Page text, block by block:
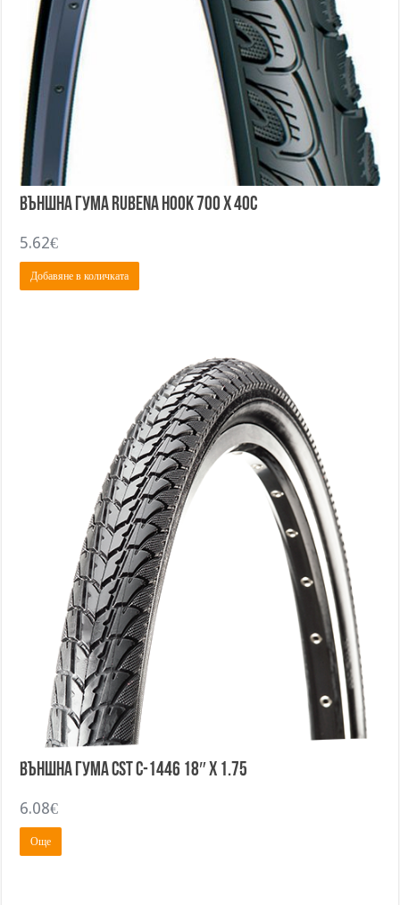
Външна гума Rubena HOOK 700 x 40C
5.62€
Добавяне в количката
Външна гума CST C-1446 18″ x 1.75
6.08€
Още